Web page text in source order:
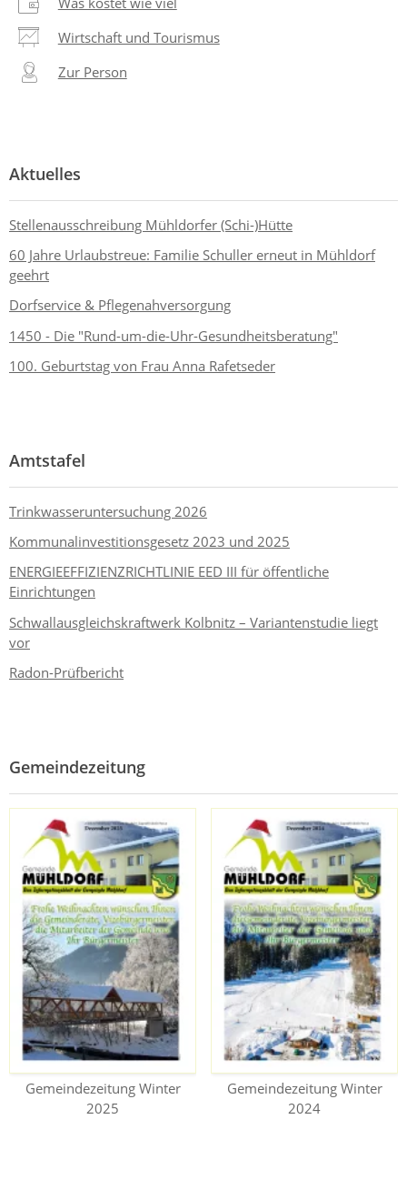
Wirtschaft und Tourismus
Zur Person
Aktuelles
Stellenausschreibung Mühldorfer (Schi-)Hütte
60 Jahre Urlaubstreue: Familie Schuller erneut in Mühldorf
geehrt
Dorfservice & Pflegenahversorgung
1450 - Die "Rund-um-die-Uhr-Gesundheitsberatung"
100. Geburtstag von Frau Anna Rafetseder
Amtstafel
Trinkwasseruntersuchung 2026
Kommunalinvestitionsgesetz 2023 und 2025
ENERGIEEFFIZIENZRICHTLINIE EED III für öffentliche
Einrichtungen
Schwallausgleichskraftwerk Kolbnitz – Variantenstudie liegt
vor
Radon-Prüfbericht
Gemeindezeitung
Gemeindezeitung Winter
2025
Gemeindezeitung Winter
2024